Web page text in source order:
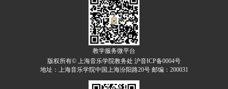
教学服务微平台
版权所有© 上海音乐学院教务处 沪音ICP备0004号
地址：上海音乐学院中国上海汾阳路20号 邮编：200031